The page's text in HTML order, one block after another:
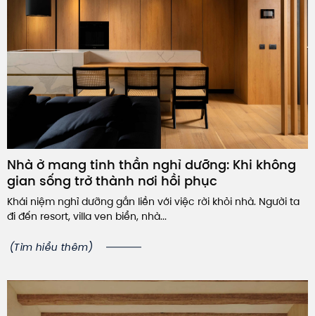
Nhà ở mang tinh thần nghỉ dưỡng: Khi không
gian sống trở thành nơi hồi phục
Khái niệm nghỉ dưỡng gắn liền với việc rời khỏi nhà. Người ta
đi đến resort, villa ven biển, nhà...
(Tìm hiểu thêm)